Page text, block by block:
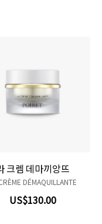
크렘 데마끼앙뜨
DÉMAQUILLANTE
US$130.00